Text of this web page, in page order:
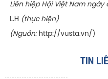
Liên hiệp Hội Việt Nam ngày
L.H (thực hiện)
(Nguồn: http://vusta.vn/)
TIN